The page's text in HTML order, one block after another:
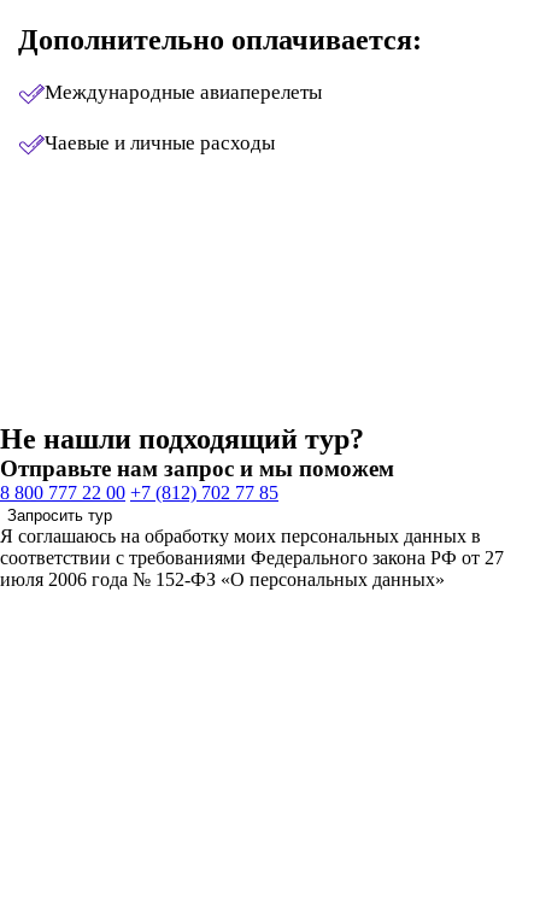
Дополнительно оплачивается:
Международные авиаперелеты
Чаевые и личные расходы
Не нашли подходящий тур?
Отправьте нам запрос и мы поможем
8 800 777 22 00 +7 (812) 702 77 85
Запросить тур
Я соглашаюсь на обработку моих персональных данных в
соответствии с требованиями Федерального закона РФ от 27
июля 2006 года № 152-ФЗ «О персональных данных»